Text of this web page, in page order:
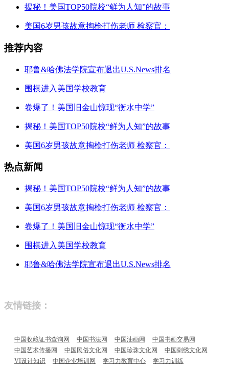
揭秘！美国TOP50院校“鲜为人知”的故事
美国6岁男孩故意掏枪打伤老师 检察官：
推荐内容
耶鲁&哈佛法学院宣布退出U.S.News排名
围棋进入美国学校教育
卷爆了！美国旧金山惊现“衡水中学”
揭秘！美国TOP50院校“鲜为人知”的故事
美国6岁男孩故意掏枪打伤老师 检察官：
热点新闻
揭秘！美国TOP50院校“鲜为人知”的故事
美国6岁男孩故意掏枪打伤老师 检察官：
卷爆了！美国旧金山惊现“衡水中学”
围棋进入美国学校教育
耶鲁&哈佛法学院宣布退出U.S.News排名
友情链接：
中国收藏证书查询网 中国书法网 中国油画网
中国书画交易网
中国艺术传播网
中国民俗文化网 中国珍珠文化网
中国刺绣文化网
VI设计知识
中国企业培训网 学习力教育中心 学习力训练